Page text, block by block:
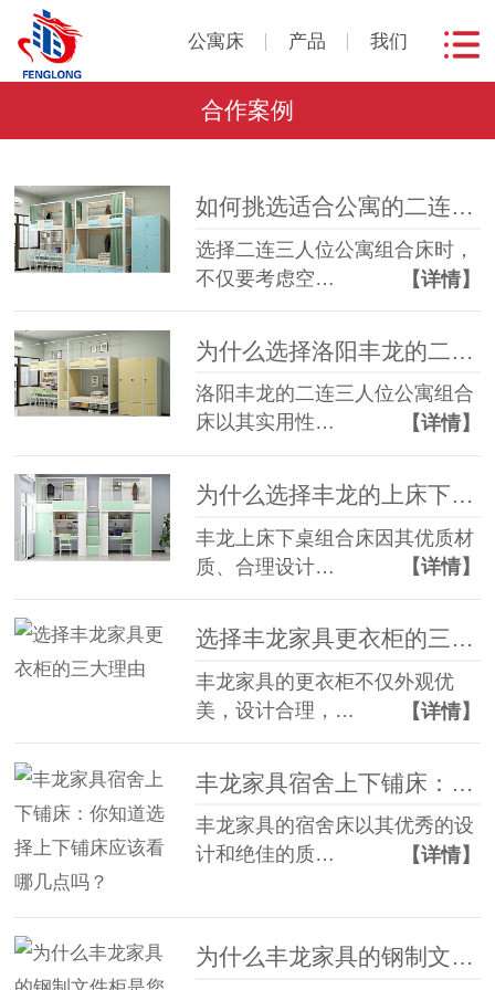
公寓床 产品 我们
合作案例
如何挑选适合公寓的二连三人位组合床？
选择二连三人位公寓组合床时，
不仅要考虑空…
【详情】
为什么选择洛阳丰龙的二连三人位公寓组合床？
洛阳丰龙的二连三人位公寓组合
床以其实用性…
【详情】
为什么选择丰龙的上床下桌组合床？
丰龙上床下桌组合床因其优质材
质、合理设计…
【详情】
选择丰龙家具更衣柜的三大理由
丰龙家具的更衣柜不仅外观优
美，设计合理，…
【详情】
丰龙家具的宿舍床以其优秀的设
计和绝佳的质…
【详情】
为什么丰龙家具的钢制文件柜是您的最佳选择？